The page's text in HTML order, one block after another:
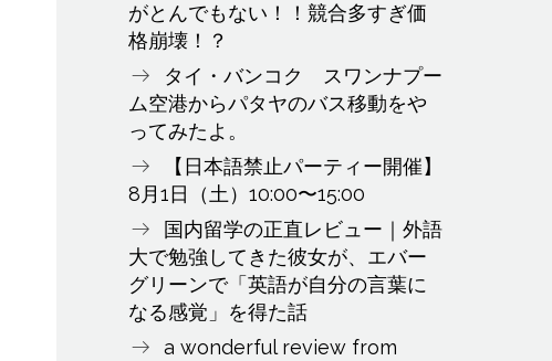
がとんでもない！！競合多すぎ価
格崩壊！？
タイ・バンコク スワンナプー
ム空港からパタヤのバス移動をや
ってみたよ。
【日本語禁止パーティー開催】
8月1日（土）10:00〜15:00
国内留学の正直レビュー｜外語
大で勉強してきた彼女が、エバー
グリーンで「英語が自分の言葉に
なる感覚」を得た話
a wonderful review from